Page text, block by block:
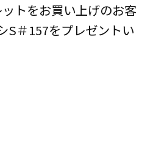
トをお買い上げのお客
S＃157をプレゼントい